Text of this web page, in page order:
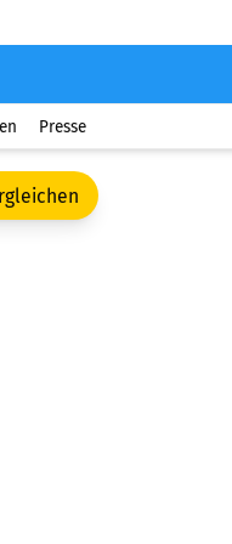
Presse